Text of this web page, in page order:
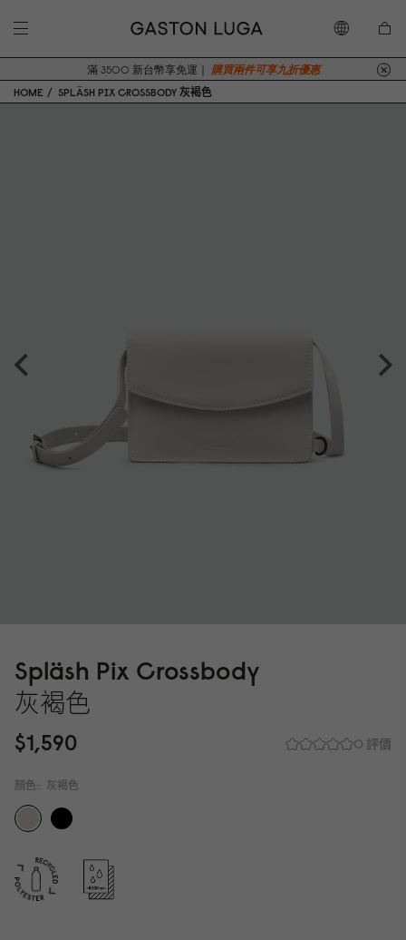
滿 3500 新台幣享免運｜ 購買兩件可享九折優惠
HOME
SPLÄSH PIX CROSSBODY 灰褐色
Spläsh Pix Crossbody
灰褐色
0 評價
$1,590
顏色:: 灰褐色